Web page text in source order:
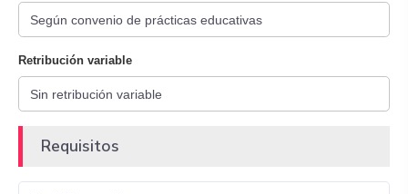
Retribución variable
Requisitos